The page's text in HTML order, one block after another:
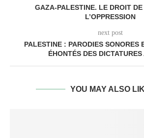
GAZA-PALESTINE. LE DROIT
L’OPPRESSION
next post
PALESTINE : PARODIES SONORES
ÉHONTÉS DES
YOU MAY ALSO